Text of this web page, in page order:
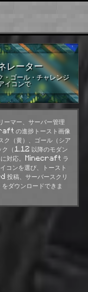
ーター
ゴール・チャレンジ
コンで
マー、サーバー管理
の進捗トースト画像
（黄）、ゴール（シア
ク（1.12 以降のモダン
に対応。Minecraft ラ
コンを選び、トースト
投稿、サーバースクリ
ダウンロードできま